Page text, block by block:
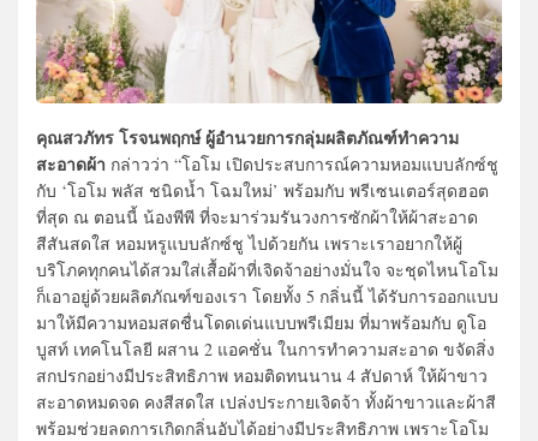
คุณสวภัทร โรจนพฤกษ์ ผู้อำนวยการกลุ่มผลิตภัณฑ์ทำความ
สะอาดผ้า กล่าวว่า “โอโม เปิดประสบการณ์ความหอมแบบลักซ์ชู
กับ ‘โอโม พลัส ชนิดน้ำ โฉมใหม่’ พร้อมกับ พรีเซนเตอร์สุดฮอต
ที่สุด ณ ตอนนี้ น้องพีพี ที่จะมาร่วมรันวงการซักผ้าให้ผ้าสะอาด
สีสันสดใส หอมหรูแบบลักซ์ชู ไปด้วยกัน เพราะเราอยากให้ผู้
บริโภคทุกคนได้สวมใส่เสื้อผ้าที่เจิดจ้าอย่างมั่นใจ จะชุดไหนโอโม
ก็เอาอยู่ด้วยผลิตภัณฑ์ของเรา โดยทั้ง 5 กลิ่นนี้ ได้รับการออกแบบ
มาให้มีความหอมสดชื่นโดดเด่นแบบพรีเมียม ที่มาพร้อมกับ ดูโอ
บูสท์ เทคโนโลยี ผสาน 2 แอคชั่น ในการทำความสะอาด ขจัดสิ่ง
สกปรกอย่างมีประสิทธิภาพ หอมติดทนนาน 4 สัปดาห์ ให้ผ้าขาว
สะอาดหมดจด คงสีสดใส เปล่งประกายเจิดจ้า ทั้งผ้าขาวและผ้าสี
พร้อมช่วยลดการเกิดกลิ่นอับได้อย่างมีประสิทธิภาพ เพราะโอโม